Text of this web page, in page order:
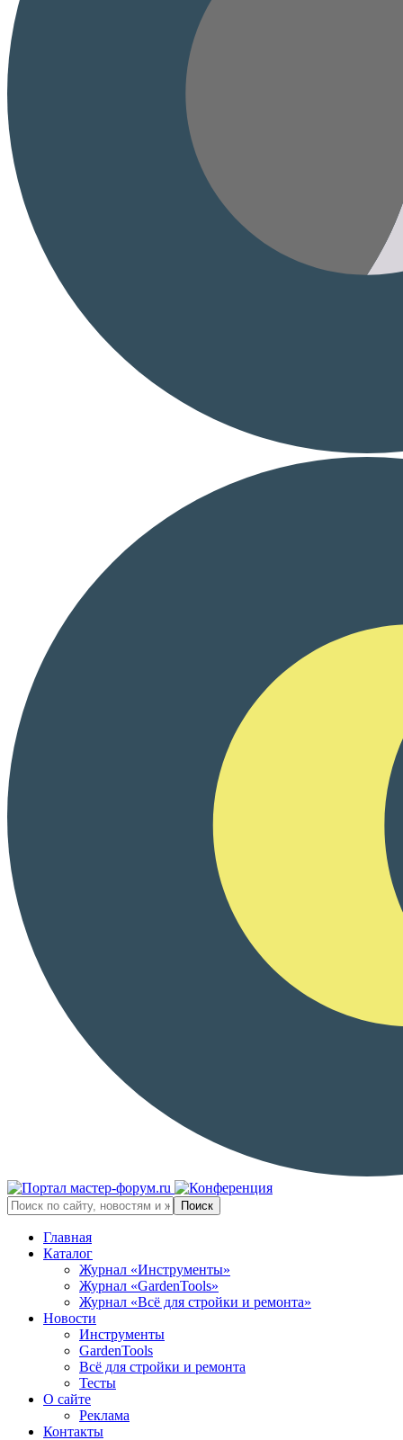
Главная
Каталог
Журнал «Инструменты»
Журнал «GardenTools»
Журнал «Всё для стройки и ремонта»
Новости
Инструменты
GardenTools
Всё для стройки и ремонта
Тесты
О сайте
Реклама
Контакты